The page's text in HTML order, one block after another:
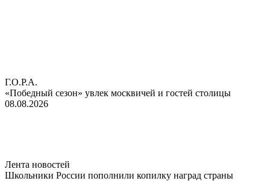
Г.О.Р.А.
«Победный сезон» увлек москвичей и гостей столицы
08.08.2026
Лента новостей
Школьники России пополнили копилку наград страны